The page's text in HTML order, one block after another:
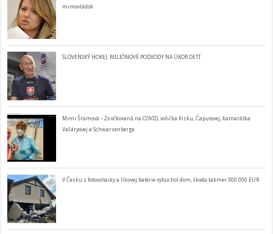
mimovládok
SLOVENSKÝ HOKEJ: MILIÓNOVÉ PODVODY NA ÚKOR DETÍ
Mimi Šramová – 2x očkovaná na COVID, volička Kisku, Čaputovej, kamarátka
Vašáryovej a Schwarzenberga
V Česku z fotovoltaiky a lítiovej batérie vybuchol dom, škoda takmer 300 000 EUR